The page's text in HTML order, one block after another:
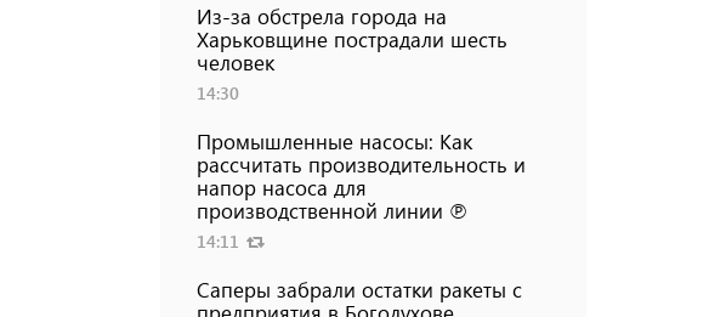
Из-за обстрела города на
Харьковщине пострадали шесть
человек
14:30
Промышленные насосы: Как
рассчитать производительность и
напор насоса для
производственной линии ℗
14:11
Саперы забрали остатки ракеты с